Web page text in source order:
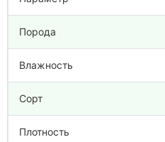
Порода
Влажность
Сорт
Плотность